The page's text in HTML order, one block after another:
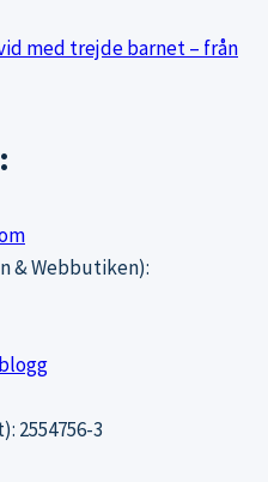
med trejde barnet – från
& Webbutiken):
2554756-3